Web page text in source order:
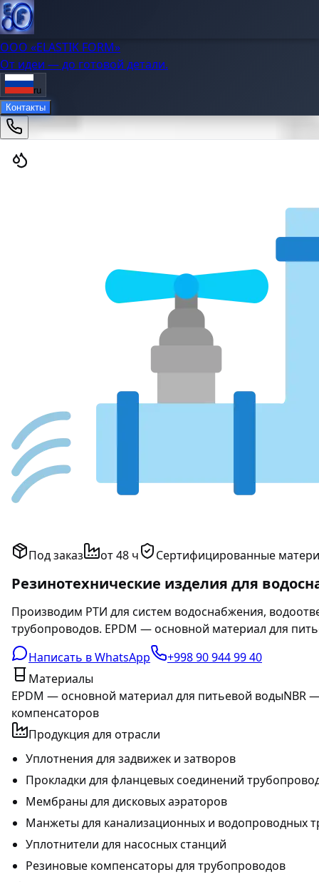
OOO «ELASTIK FORM»
От идеи — до готовой детали.
ru
Контакты
Под заказ от 48 ч Сертифицированные
Резинотехнические изделия для
Производим РТИ для систем водоснабжения,
трубопроводов. EPDM — основной материал для
Написать в WhatsApp
+998 90 944 99 40
Материалы
EPDM — основной материал для питьевой водыNBR
компенсаторов
Продукция для отрасли
Уплотнения для задвижек и затворов
Прокладки для фланцевых соединений
Мембраны для дисковых аэраторов
Манжеты для канализационных и водопроводных
Уплотнители для насосных станций
Резиновые компенсаторы для трубопроводов